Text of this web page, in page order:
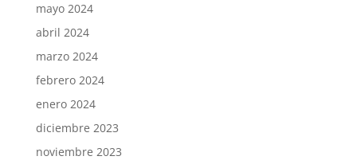
mayo 2024
abril 2024
marzo 2024
febrero 2024
enero 2024
diciembre 2023
noviembre 2023